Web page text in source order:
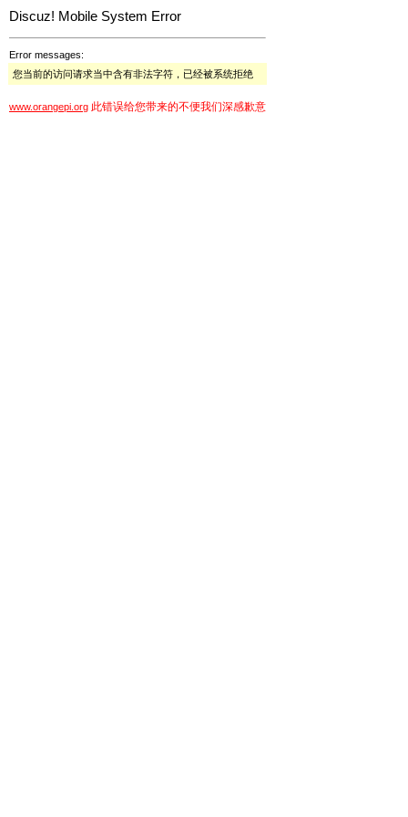
Discuz! Mobile System Error
Error messages:
您当前的访问请求当中含有非法字符，已经被系统拒绝
www.orangepi.org 此错误给您带来的不便我们深感歉意